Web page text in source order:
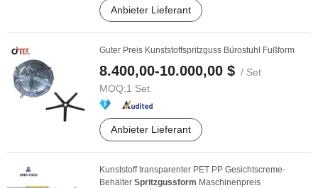
Anbieter Lieferant
Guter Preis Kunststoffspritzguss Bürostuhl Fußform
8.400,00-10.000,00 $ / Set
MOQ:1 Set
Anbieter Lieferant
Kunststoff transparenter PET PP Gesichtscreme-
Behälter Spritzgussform Maschinenpreis